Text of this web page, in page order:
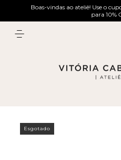
Boas-vindas ao ateliê! Use o
para 10%
Esgotado